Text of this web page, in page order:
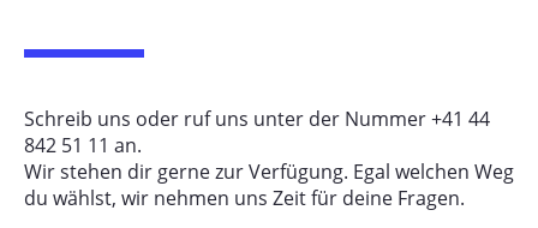
Schreib uns oder ruf uns unter der Nummer +41 44
842 51 11 an.
Wir stehen dir gerne zur Verfügung. Egal welchen Weg
du wählst, wir nehmen uns Zeit für deine Fragen.